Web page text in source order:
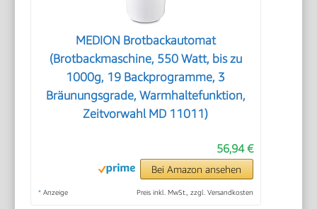
MEDION Brotbackautomat
(Brotbackmaschine, 550 Watt, bis zu
1000g, 19 Backprogramme, 3
Bräunungsgrade, Warmhaltefunktion,
Zeitvorwahl MD 11011)
56,94 €
Bei Amazon ansehen
* Anzeige Preis inkl. MwSt., zzgl. Versandkosten